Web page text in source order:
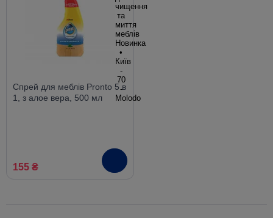
Спрей для меблів Pronto 5 в
1, з алое вера, 500 мл
155 ₴